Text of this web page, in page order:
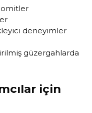
deneyimler
güzergahlarda
için